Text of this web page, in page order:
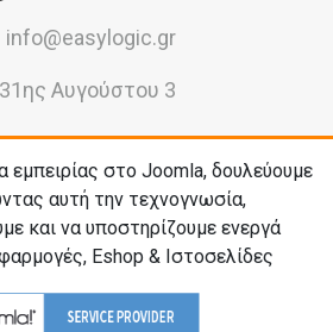
info@easylogic.gr
31ης Αυγούστου 3
εμπειρίας στο Joomla, δουλεύουμε
αυτή την τεχνογνωσία,
και να υποστηρίζουμε ενεργά
Eshop & Ιστοσελίδες